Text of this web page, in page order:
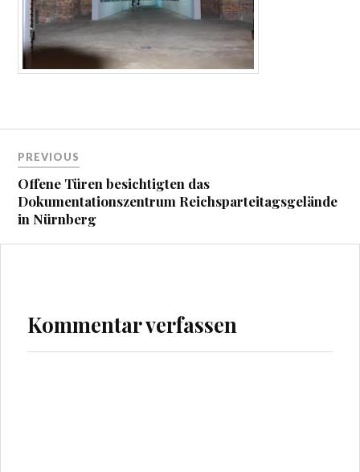
PREVIOUS
Offene Türen besichtigten das
Dokumentationszentrum Reichsparteitagsgelände
in Nürnberg
Kommentar verfassen